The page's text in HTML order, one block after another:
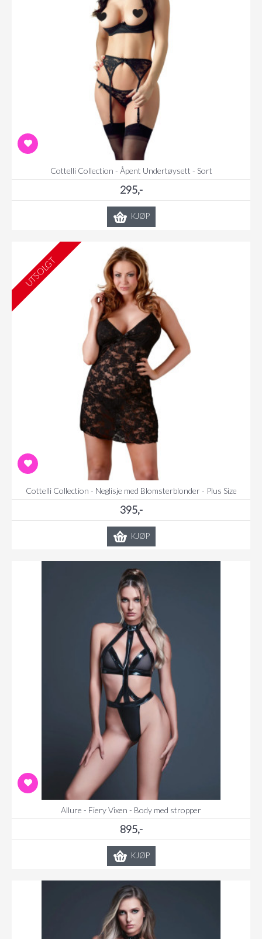
Cottelli Collection - Åpent Undertøysett - Sort
295,-
KJØP
UTSOLGT
Cottelli Collection - Neglisje med Blomsterblonder - Plus Size
395,-
KJØP
Allure - Fiery Vixen - Body med stropper
895,-
KJØP